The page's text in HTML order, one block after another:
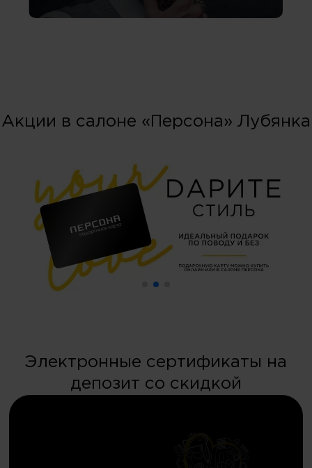
Акции в салоне «Персона» Лубянка
Электронные сертификаты на
депозит со скидкой